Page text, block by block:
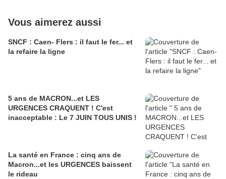
Vous aimerez aussi
SNCF : Caen- Flers : il faut le fer... et
la refaire la ligne
5 ans de MACRON...et LES
URGENCES CRAQUENT ! C'est
inacceptable : Le 7 JUIN TOUS UNIS !
La santé en France : cinq ans de
Macron...et les URGENCES baissent
le rideau